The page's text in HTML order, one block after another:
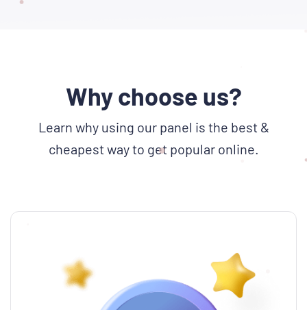
Why choose us?
Learn why using our panel is the best &
cheapest way to get popular online.